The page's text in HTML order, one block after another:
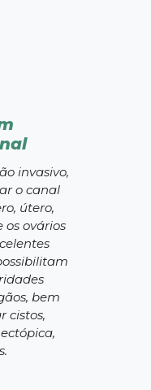
invasivo,
o canal
útero,
os ovários
bem
cistos,